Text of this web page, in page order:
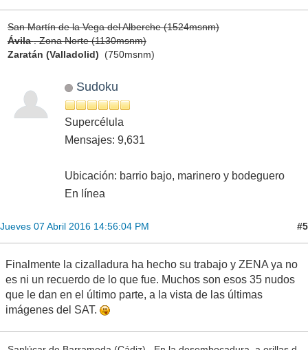
San Martín de la Vega del Alberche (1524msnm)
Ávila. Zona Norte (1130msnm)
Zaratán (Valladolid) (750msnm)
Sudoku
Supercélula
Mensajes: 9,631
Ubicación: barrio bajo, marinero y bodeguero
En línea
Jueves 07 Abril 2016 14:56:04 PM #5
Finalmente la cizalladura ha hecho su trabajo y ZENA ya no
es ni un recuerdo de lo que fue. Muchos son esos 35 nudos
que le dan en el último parte, a la vista de las últimas
imágenes del SAT.